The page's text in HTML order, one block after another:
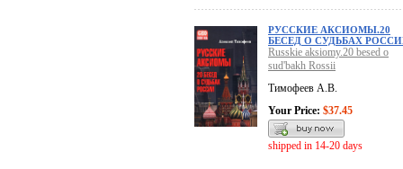
РУССКИЕ АКСИОМЫ.20
БЕСЕД О СУДЬБАХ
Russkie aksiomy.20 besed o
sud'bakh Rossii
Тимофеев А.В.
Your Price: $37.45
shipped in 14-20 days